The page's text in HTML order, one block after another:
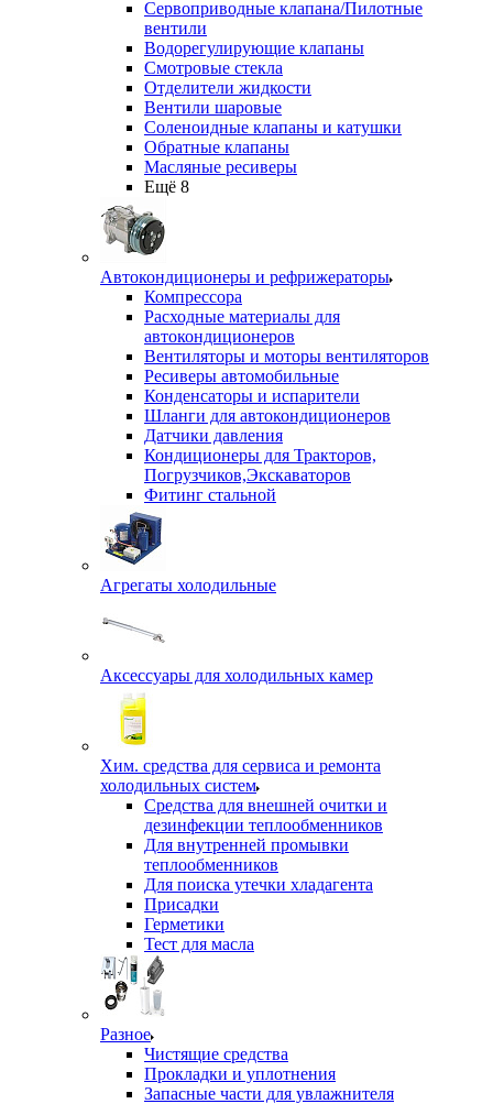
Сервоприводные клапана/Пилотные
вентили
Водорегулирующие клапаны
Смотровые стекла
Отделители жидкости
Вентили шаровые
Соленоидные клапаны и катушки
Обратные клапаны
Масляные ресиверы
Ещё 8
Автокондиционеры и рефрижераторы
Компрессора
Расходные материалы для
автокондиционеров
Вентиляторы и моторы вентиляторов
Ресиверы автомобильные
Конденсаторы и испарители
Шланги для автокондиционеров
Датчики давления
Кондиционеры для Тракторов,
Погрузчиков,Экскаваторов
Фитинг стальной
Агрегаты холодильные
Аксессуары для холодильных камер
Хим. средства для сервиса и ремонта
холодильных систем
Средства для внешней очитки и
дезинфекции теплообменников
Для внутренней промывки
теплообменников
Для поиска утечки хладагента
Присадки
Герметики
Тест для масла
Разное
Чистящие средства
Прокладки и уплотнения
Запасные части для увлажнителя